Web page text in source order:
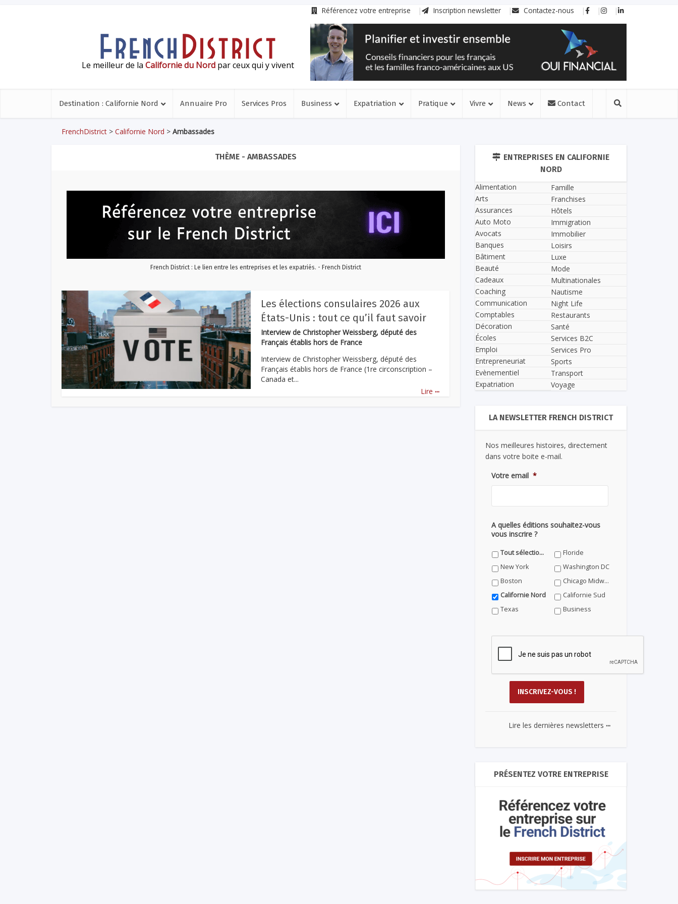
Référencez votre entreprise Inscription newsletter Contactez-nous
Le meilleur de la Californie du Nord par ceux qui y vivent
Destination : Californie Nord Annuaire Pro Services Pros Business Expatriation Pratique Vivre News Contact
FrenchDistrict > Californie Nord > Ambassades
THÈME - AMBASSADES
French District : Le lien entre les entreprises et les expatriés. - French District
Les élections consulaires 2026 aux
États-Unis : tout ce qu’il faut savoir
Interview de Christopher Weissberg, député des
Français établis hors de France
Interview de Christopher Weissberg, député des
Français établis hors de France (1re circonscription –
Canada et...
Lire ...
ENTREPRISES EN CALIFORNIE
NORD
Alimentation
Arts
Assurances
Auto Moto
Avocats
Banques
Bâtiment
Beauté
Cadeaux
Coaching
Communication
Comptables
Décoration
Écoles
Emploi
Entrepreneuriat
Evènementiel
Expatriation
Famille
Franchises
Hôtels
Immigration
Immobilier
Loisirs
Luxe
Mode
Multinationales
Nautisme
Night Life
Restaurants
Santé
Services B2C
Services Pro
Sports
Transport
Voyage
LA NEWSLETTER FRENCH DISTRICT
Nos meilleures histoires, directement
dans votre boite e-mail.
Votre email *
A quelles éditions souhaitez-vous
vous inscrire ?
Tout sélectionner
Floride
New York
Washington DC
Boston
Chicago Midwest
Californie Nord
Californie Sud
Texas
Business
Lire les dernières newsletters ...
PRÉSENTEZ VOTRE ENTREPRISE